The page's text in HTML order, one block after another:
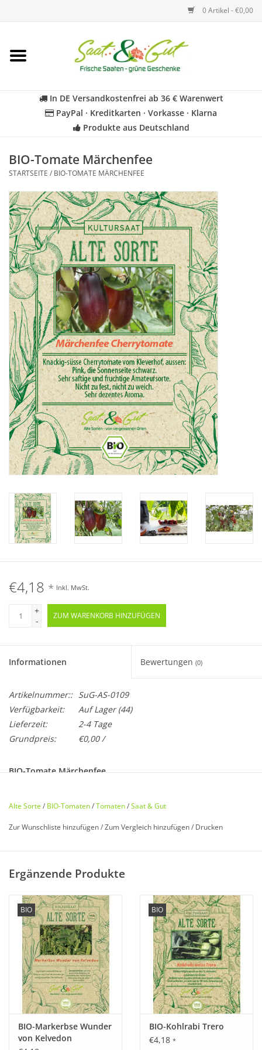
0 Artikel - €0,00
Startseite
Kräuter
Für Kinder
Geschenkideen
Katalog
In DE Versandkostenfrei ab 36 € Warenwert
PayPal · Kreditkarten · Vorkasse · Klarna
Produkte aus Deutschland
BIO-Tomate Märchenfee
STARTSEITE / BIO-TOMATE MÄRCHENFEE
€4,18 * Inkl. MwSt.
+
-
ZUM WARENKORB HINZUFÜGEN
Informationen Bewertungen (0)
Artikelnummer:: SuG-AS-0109
Verfügbarkeit:
Auf Lager(44)
Lieferzeit:
2-4 Tage
Grundpreis:
€0,00 /
BIO-Tomate Märchenfee
Historisches Saatgut von Saat & Gut
Entdecken Sie unsere seltene historische Tomatewieder, die
fast in Vergessenheit geraten ist!
'Märchenhafte',knackig-süße Cherrytomatevom
historischen Kleverhof. Außen
, die Sonnenseite
Schwarz. Sehrsaftig und
lecker, nicht zu fest, nicht
zu weich, genau richtig. Sehr
dezentes Aroma.
Alte Sorte / BIO-Tomaten/Tomaten/Saat & Gut
Zur Wunschliste hinzufügen/Zum Vergleich hinzufügen/ Drucken
Ergänzende Produkte
BIO
BIO-Markerbse Wunder
von Kelvedon
BIO
BIO-Kohlrabi Trero
€4,18 *